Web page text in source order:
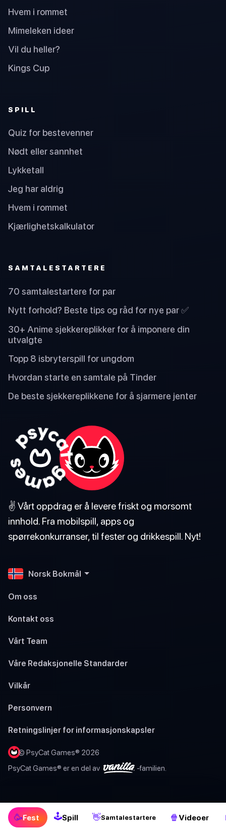
🥳Fest 🕹Spill 👋Samtalestartere 🍿 Videoer
Hvem i rommet
Mimeleken ideer
Vil du heller?
Kings Cup
SPILL
Quiz for bestevenner
Nødt eller sannhet
Lykketall
Jeg har aldrig
Hvem i rommet
Kjærlighetskalkulator
SAMTALESTARTERE
70 samtalestartere for par
Nytt forhold? Beste tips og råd for nye par ✅
30+ Anime sjekkereplikker for å imponere din
utvalgte
Topp 8 isbryterspill for ungdom
Hvordan starte en samtale på Tinder
De beste sjekkereplikkene for å sjarmere jenter
✌️ Vårt oppdrag er å levere friskt og morsomt
innhold. Fra mobilspill, apps og
spørrekonkurranser, til fester og drikkespill. Nyt!
Norsk Bokmål
Om oss
Kontakt oss
Vårt Team
Våre Redaksjonelle Standarder
Vilkår
Personvern
Retningslinjer for informasjonskapsler
© PsyCat Games® 2026
PsyCat Games® er en del av
-familien.